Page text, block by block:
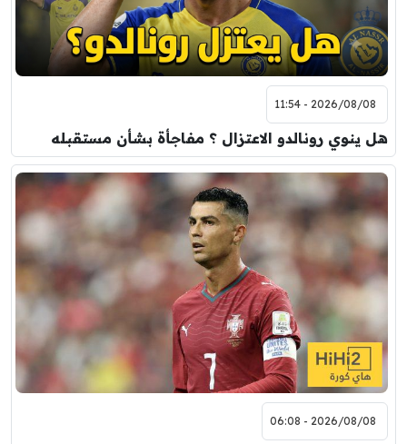
2026/08/08 - 11:54
هل ينوي رونالدو الاعتزال ؟ مفاجأة بشأن مستقبله
2026/08/08 - 06:08